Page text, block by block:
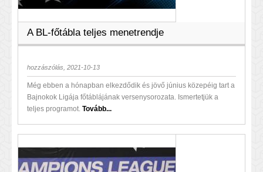
A BL-főtábla teljes menetrendje
hozzászólás, 2021-10-13
Még ebben a hónapban elkezdődik és jövő június közepéig tart a
Bajnokok Ligája főtáblájának versenysorozata. Ismertetjük a
teljes programot. Tovább...